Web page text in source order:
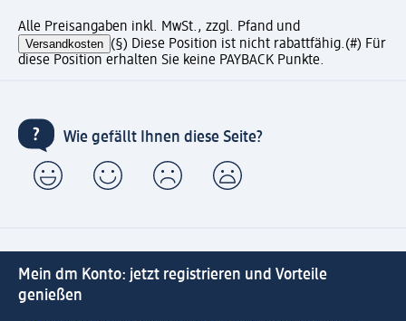
Alle Preisangaben inkl. MwSt., zzgl. Pfand und
Versandkosten (§) Diese Position ist nicht rabattfähig.(#) Für
diese Position erhalten Sie keine PAYBACK Punkte.
Wie gefällt Ihnen diese Seite?
Mein dm Konto: jetzt registrieren und Vorteile
genießen